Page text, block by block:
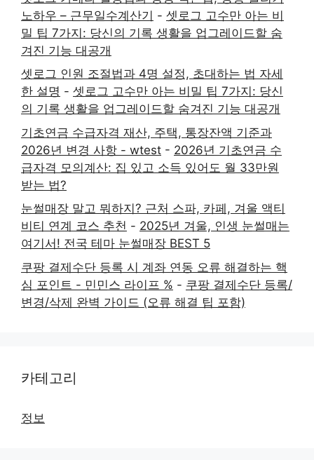
노하우 – 근무일수계산기 - 셋로그 고수만 아는 비
밀 팁 7가지: 당신의 기록 생활을 업그레이드할 숨
겨진 기능 대공개
셋로그 인원 조절법과 4명 설정, 초대하는 법 자세
한 설명 - 셋로그 고수만 아는 비밀 팁 7가지: 당신
의 기록 생활을 업그레이드할 숨겨진 기능 대공개
기초연금 수급자격 재산, 주택, 통장잔액 기준과
2026년 변경 사항 - wtest - 2026년 기초연금 수
급자격 모의계산: 집 있고 소득 있어도 월 33만원
받는 법?
눈썰매장 말고 뭐하지? 근처 스파, 카페, 겨울 액티
비티 연계 코스 추천 - 2025년 겨울, 인생 눈썰매는
여기서! 전국 테마 눈썰매장 BEST 5
쿠팡 결제수단 등록 시 계좌 연동 오류 해결하는 핵
심 포인트 - 민민스 라이프 % - 쿠팡 결제수단 등록/
변경/삭제 완벽 가이드 (오류 해결 팁 포함)
카테고리
정보